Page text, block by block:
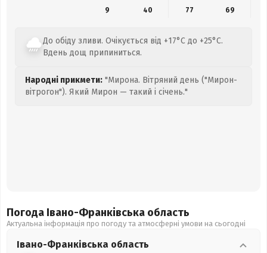
9
40 77 69
До обіду зливи. Очікується від +17°C до +25°C.
Вдень дощ припиниться.
Народні прикмети: "Мирона. Вітряний день ("Мирон-
вітрогон"). Який Мирон — такий і січень."
Погода Івано-Франківська область
Актуальна інформація про погоду та атмосферні умови на сьогодні
Івано-Франківська область